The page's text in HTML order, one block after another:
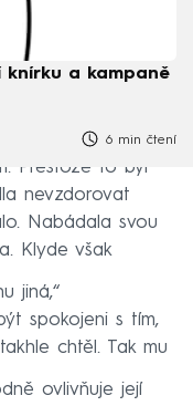
knírku a kampaně
6 min čtení
Přestože to byl
nevzdorovat
Nabádala svou
Klyde však
jiná,“
spokojeni s tím,
chtěl. Tak mu
ovlivňuje její